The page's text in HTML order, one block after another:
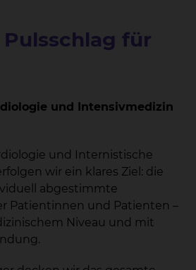
für
und Intensivmedizin
und Internistische
wir ein klares Ziel: die
abgestimmte
Patientinnen und Patienten –
Niveau und mit